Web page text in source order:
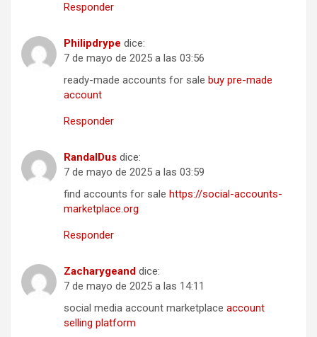
Responder
Philipdrype dice:
7 de mayo de 2025 a las 03:56
ready-made accounts for sale buy pre-made
account
Responder
RandalDus dice:
7 de mayo de 2025 a las 03:59
find accounts for sale https://social-accounts-
marketplace.org
Responder
Zacharygeand dice:
7 de mayo de 2025 a las 14:11
social media account marketplace account
selling platform